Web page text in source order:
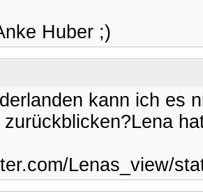
Huber ;)
kann ich es
zurückblicken?Lena
Lenas_view/